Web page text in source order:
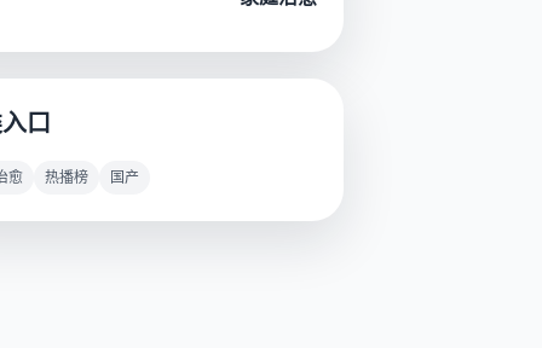
口
愈 热播榜 国产